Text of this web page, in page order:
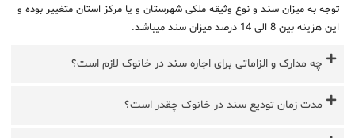
توجه به میزان سند و نوع وثیقه ملکی شهرستان و یا مرکز استان متغییر بوده و
این هزینه بین 8 الی 14 درصد میزان سند میباشد.
چه مدارک و الزاماتی برای اجاره سند در خانوک لازم است؟
مدت زمان تودیع سند در خانوک چقدر است؟